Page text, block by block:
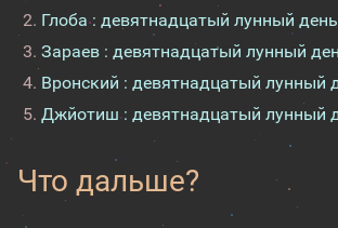
Глоба : девятнадцатый лунный день
Зараев : девятнадцатый лунный
Вронский : девятнадцатый лунный
Джйотиш : девятнадцатый лунный
Что дальше?